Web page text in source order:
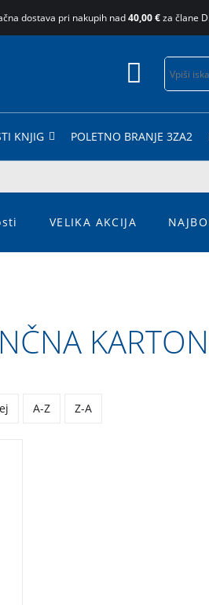
dostava pri nakupih nad40,00 €za člane
KNJIG POLETNO BRANJE 3ZA2
VELIKA AKCIJA
A-Z Z-A